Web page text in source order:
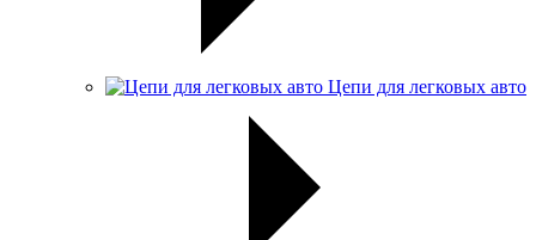
Цепи для легковых авто